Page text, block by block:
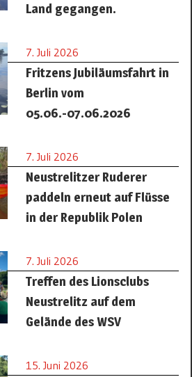
Land gegangen.
7. Juli 2026
Fritzens Jubiläumsfahrt in
Berlin vom
05.06.-07.06.2026
7. Juli 2026
Neustrelitzer Ruderer
paddeln erneut auf Flüsse
in der Republik Polen
7. Juli 2026
Treffen des Lionsclubs
Neustrelitz auf dem
Gelände des WSV
15. Juni 2026